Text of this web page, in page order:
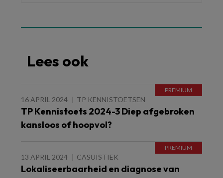
Lees ook
16 APRIL 2024 TP KENNISTOETSEN
TP Kennistoets 2024-3 Diep afgebroken
kansloos of hoopvol?
13 APRIL 2024 CASUÏSTIEK
Lokaliseerbaarheid en diagnose van